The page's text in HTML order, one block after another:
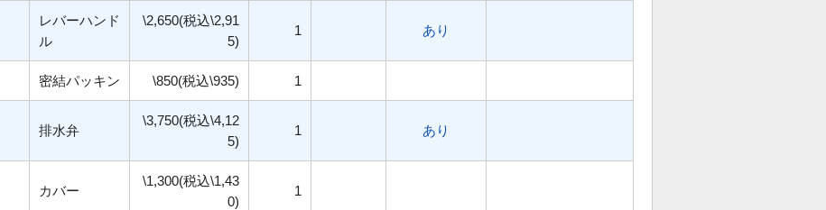
レバーハンド
ル
\2,650(税込\2,91
5)
1 あり
密結パッキン \850(税込\935) 1
排水弁
\3,750(税込\4,12
5)
1 あり
カバー
\1,300(税込\1,43
0)
1